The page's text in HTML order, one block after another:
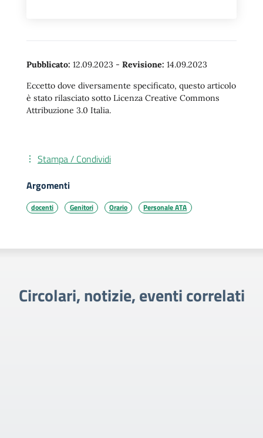
Pubblicato: 12.09.2023 - Revisione: 14.09.2023
Eccetto dove diversamente specificato, questo articolo
è stato rilasciato sotto Licenza Creative Commons
Attribuzione 3.0 Italia.
Stampa / Condividi
Argomenti
docenti Genitori Orario Personale ATA
Circolari, notizie, eventi correlati